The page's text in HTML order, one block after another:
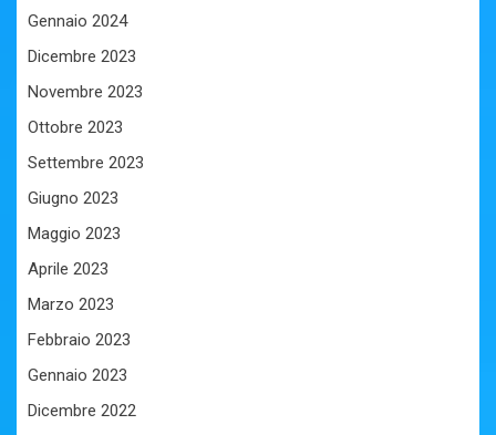
Gennaio 2024
Dicembre 2023
Novembre 2023
Ottobre 2023
Settembre 2023
Giugno 2023
Maggio 2023
Aprile 2023
Marzo 2023
Febbraio 2023
Gennaio 2023
Dicembre 2022